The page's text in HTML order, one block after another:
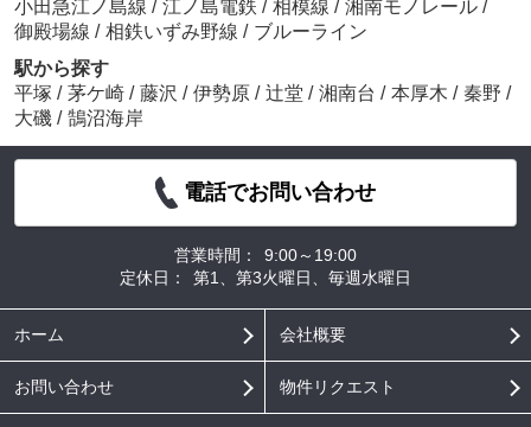
小田急江ノ島線 / 江ノ島電鉄 / 相模線 / 湘南モノレール /
御殿場線 / 相鉄いずみ野線 / ブルーライン
駅から探す
平塚 / 茅ケ崎 / 藤沢 / 伊勢原 / 辻堂 / 湘南台 / 本厚木 / 秦野 /
大磯 / 鵠沼海岸
電話でお問い合わせ
営業時間：
9:00～19:00
定休日：
第1、第3火曜日、毎週水曜日
ホーム 会社概要
お問い合わせ 物件リクエスト